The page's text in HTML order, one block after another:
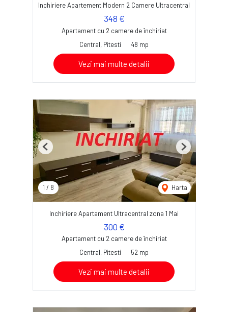
Inchiriere Apartement Modern 2 Camere Ultracentral
348 €
Apartament cu 2 camere de închiriat
Central, Pitesti
48 mp
Vezi mai multe detalii
1 / 8 Harta
Previous Next
Inchiriere Apartament Ultracentral zona 1 Mai
300 €
Apartament cu 2 camere de închiriat
Central, Pitesti
52 mp
Vezi mai multe detalii